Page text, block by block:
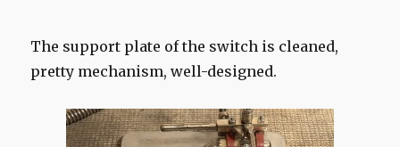
The support plate of the switch is cleaned,
pretty mechanism, well-designed.